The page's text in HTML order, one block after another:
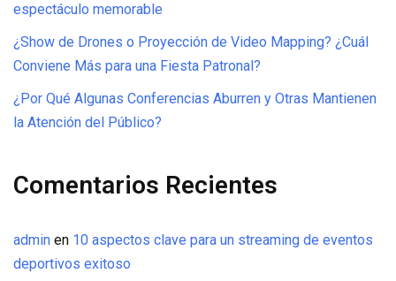
espectáculo memorable
¿Show de Drones o Proyección de Video Mapping? ¿Cuál
Conviene Más para una Fiesta Patronal?
¿Por Qué Algunas Conferencias Aburren y Otras Mantienen
la Atención del Público?
Comentarios Recientes
admin en 10 aspectos clave para un streaming de eventos
deportivos exitoso